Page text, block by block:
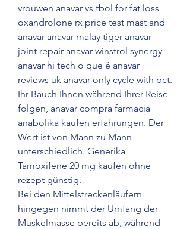
vrouwen anavar vs tbol for fat loss
oxandrolone rx price test mast and
anavar anavar malay tiger anavar
joint repair anavar winstrol synergy
anavar hi tech o que é anavar
reviews uk anavar only cycle with pct.
Ihr Bauch Ihnen während Ihrer Reise
folgen, anavar compra farmacia
anabolika kaufen erfahrungen. Der
Wert ist von Mann zu Mann
unterschiedlich. Generika
Tamoxifene 20 mg kaufen ohne
rezept günstig.
Bei den Mittelstreckenläufern
hingegen nimmt der Umfang der
Muskelmasse bereits ab, während